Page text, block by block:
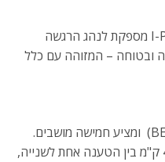
אין ספק שחווית הנהיגה ביגואר I-Pace מספקת לנהג הרגשה
ובטוחה – המזוהה עם כלל
דגם ה-I-Pace בנוי כרכב חשמלי (BEV) ומציע חמישה מושבים.
דגם זה מאפשר טווח נסיעה של 470 ק"מ בין הטענה אחת לשנייה,